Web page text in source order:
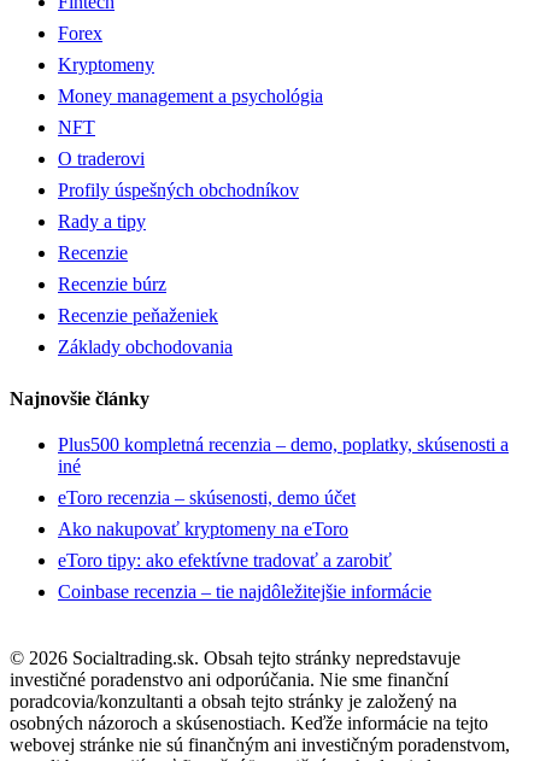
Forex
Kryptomeny
Money management a psychológia
NFT
O traderovi
Profily úspešných obchodníkov
Rady a tipy
Recenzie
Recenzie búrz
Recenzie peňaženiek
Základy obchodovania
Najnovšie články
Plus500 kompletná recenzia – demo, poplatky, skúsenosti a
iné
eToro recenzia – skúsenosti, demo účet
Ako nakupovať kryptomeny na eToro
eToro tipy: ako efektívne tradovať a zarobiť
Coinbase recenzia – tie najdôležitejšie informácie
© 2026 Socialtrading.sk. Obsah tejto stránky nepredstavuje
investičné poradenstvo ani odporúčania. Nie sme finanční
poradcovia/konzultanti a obsah tejto stránky je založený na
osobných názoroch a skúsenostiach. Keďže informácie na tejto
webovej stránke nie sú finančným ani investičným poradenstvom,